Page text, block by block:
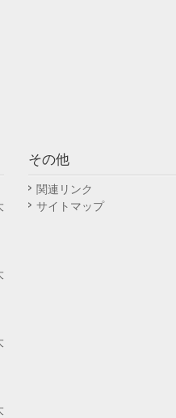
その他
関連リンク
サイトマップ